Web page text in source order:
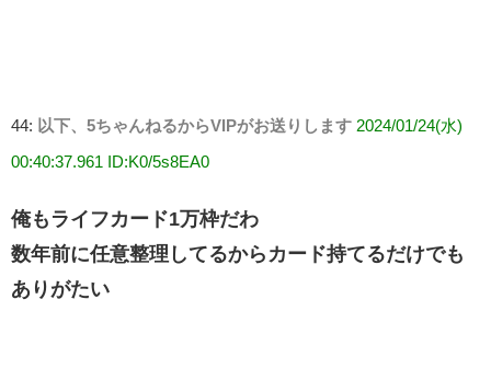
44: 以下、5ちゃんねるからVIPがお送りします 2024/01/24(水)
00:40:37.961 ID:K0/5s8EA0
俺もライフカード1万枠だわ
数年前に任意整理してるからカード持てるだけでも
ありがたい